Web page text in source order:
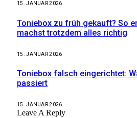
15. JANUAR 2026
Toniebox zu früh gekauft? So
machst trotzdem alles richtig
15. JANUAR 2026
Toniebox falsch eingerichtet:
passiert
15. JANUAR 2026
Leave A Reply